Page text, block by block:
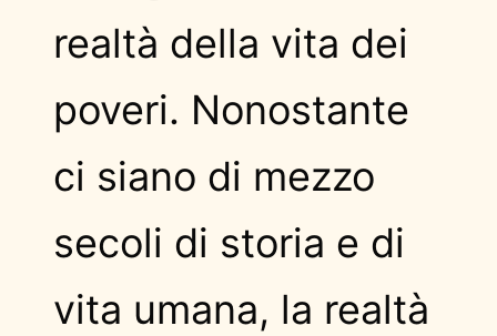
realtà della vita dei
poveri. Nonostante
ci siano di mezzo
secoli di storia e di
vita umana, la realtà